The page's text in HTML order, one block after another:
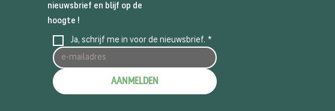
nieuwsbrief en blijf op de
hoogte !
Ja, schrijf me in voor de nieuwsbrief. *
AANMELDEN